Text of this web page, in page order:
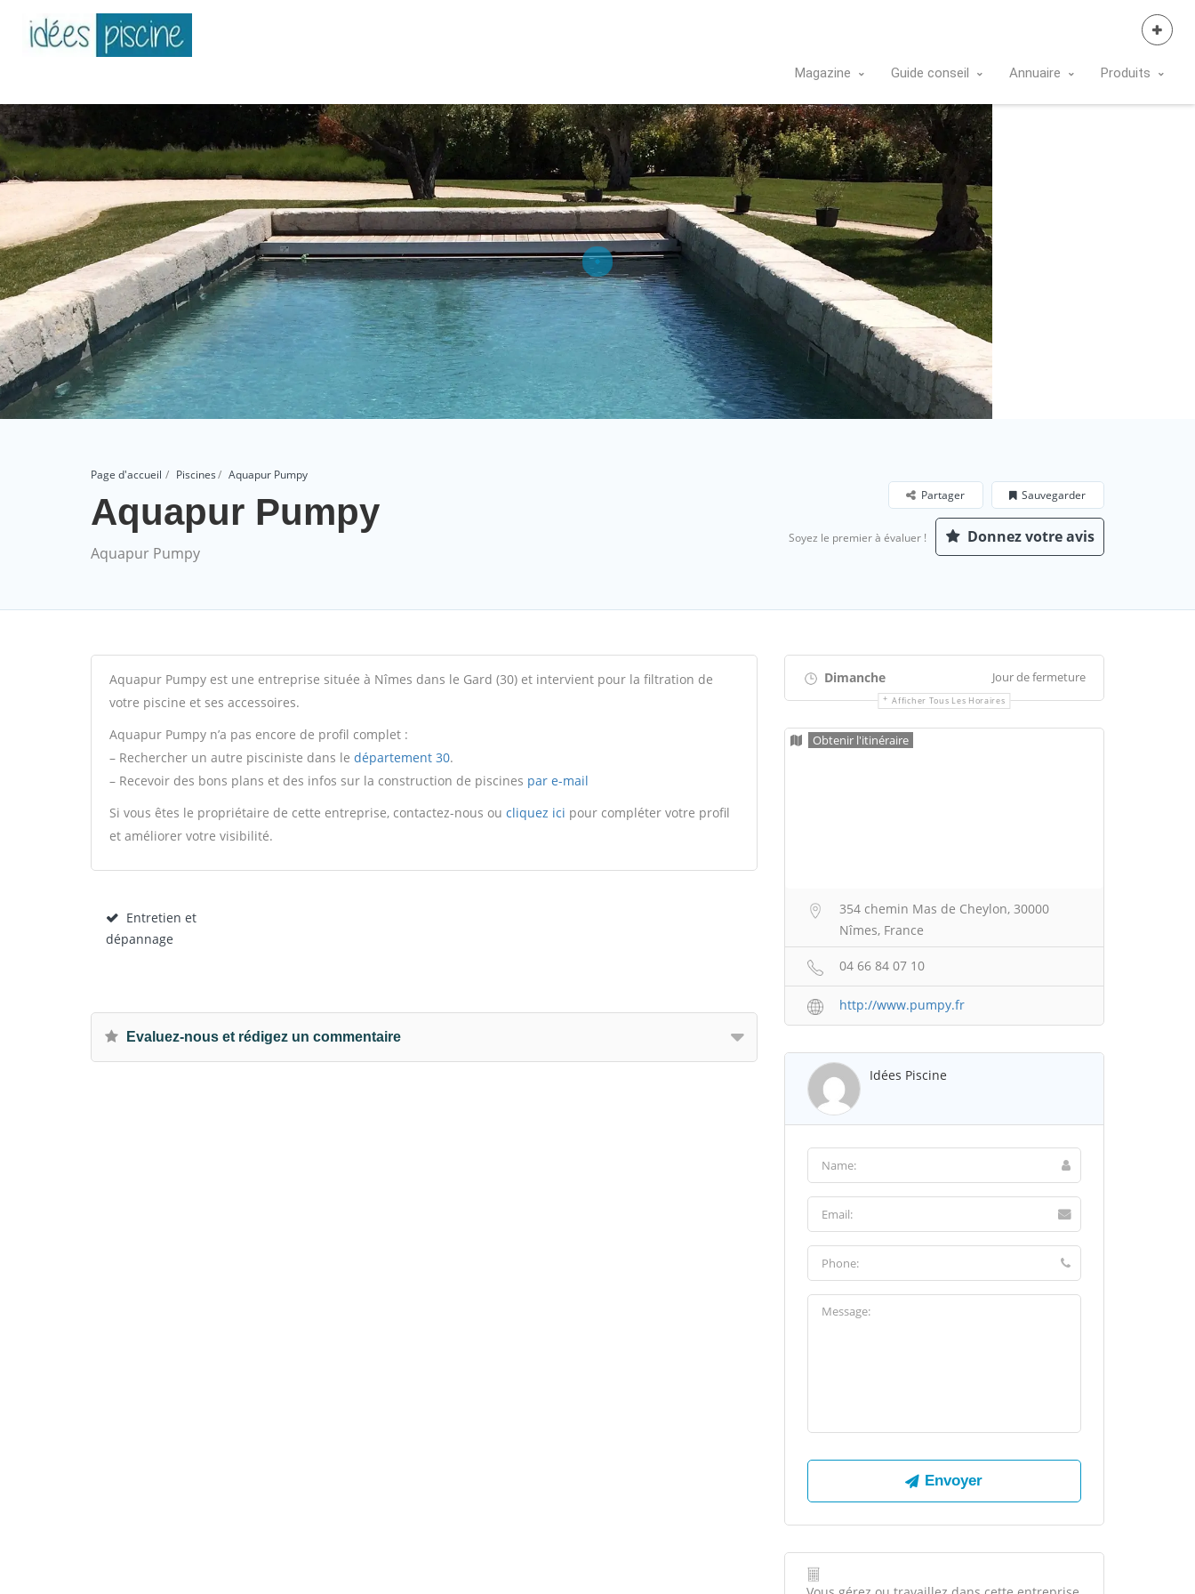
Magazine Guide conseil Annuaire Produits
Page d'accueil Piscines Aquapur Pumpy
Aquapur Pumpy
Aquapur Pumpy
Sauvegarder
Partager
Soyez le premier à évaluer ! Donnez votre avis
Aquapur Pumpy est une entreprise située à Nîmes dans le Gard (30) et intervient pour la filtration de
votre piscine et ses accessoires.
Aquapur Pumpy n’a pas encore de profil complet :
– Rechercher un autre pisciniste dans le département 30.
– Recevoir des bons plans et des infos sur la construction de piscines par e-mail
Si vous êtes le propriétaire de cette entreprise, contactez-nous ou cliquez ici pour compléter votre profil
et améliorer votre visibilité.
Entretien et
dépannage
Evaluez-nous et rédigez un commentaire
Dimanche Jour de fermeture
Afficher Tous Les Horaires
Obtenir l'itinéraire
354 chemin Mas de Cheylon, 30000
Nîmes, France
04 66 84 07 10
http://www.pumpy.fr
Idées Piscine